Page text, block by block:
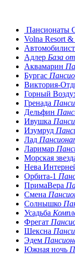
Пансионаты
Volna Resort &
Автомобилист
Адлер База
Аквамарин
Бургас
Виктория-
Горный
Гренада
Дельфин
Ивушка
Изумруд
Лад
Ларимар
Морская
Нева
Орбита-1
ПримаВера
Смена
Солнышко
Усадьба
Фрегат
Шексна
Эдем
Южная ночь